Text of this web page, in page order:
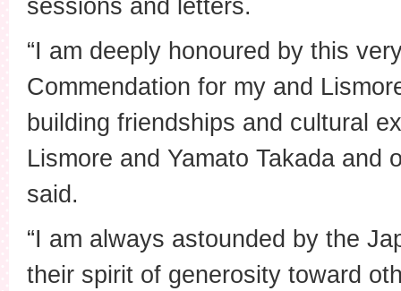
sessions and letters.
“I am deeply honoured by this
Commendation for my and
building friendships and cultural
Lismore and Yamato Takada and
said.
“I am always astounded by the
their spirit of generosity toward